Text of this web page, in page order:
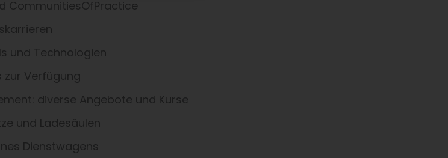
CommunitiesOfPractice
und Technologien
zur Verfügung
diverse Angebote und Kurse
und Ladesäulen
Dienstwagens